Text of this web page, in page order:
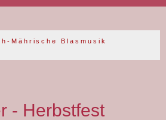
h - M ä h r i s c h e B l a s m u s i k
- Herbstfest